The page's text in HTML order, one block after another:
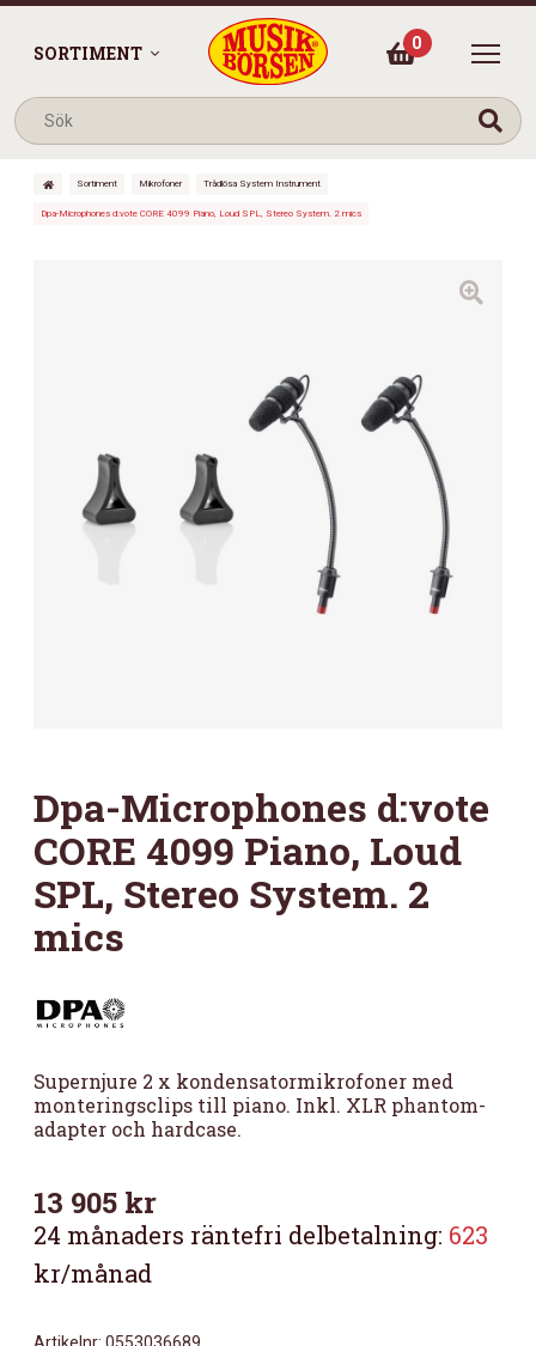
SORTIMENT 0
Sortiment Mikrofoner Trådlösa System Instrument
Dpa-Microphones d:vote CORE 4099 Piano, Loud SPL, Stereo System. 2 mics
Dpa-Microphones d:vote
CORE 4099 Piano, Loud
SPL, Stereo System. 2
mics
Supernjure 2 x kondensatormikrofoner med
monteringsclips till piano. Inkl. XLR phantom-
adapter och hardcase.
13 905 kr
24 månaders räntefri delbetalning: 623
kr/månad